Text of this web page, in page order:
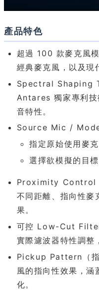
產品特色
超過 100 款麥克風
經典麥克風，以及現
Spectral Shaping
Antares 獨家專利技
音特性。
Source Mic /
指定原始使用麥
選擇欲模擬的目
Proximity Control
不同距離、指向性麥
果。
可控 Low-Cut Filter
實際濾波器特性調整
Pickup Pattern（指
風的指向性效果，涵
化。